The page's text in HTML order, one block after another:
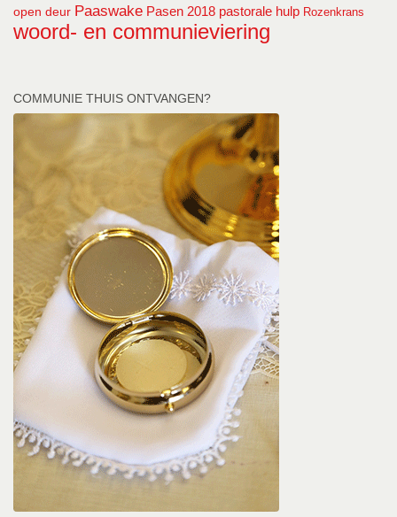
open deur Paaswake Pasen 2018 pastorale hulp Rozenkrans
woord- en communieviering
COMMUNIE THUIS ONTVANGEN?